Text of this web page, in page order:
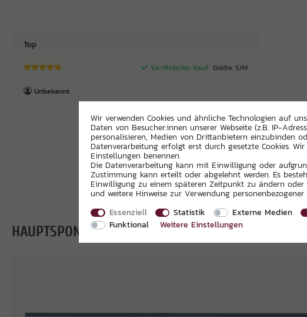
Top
Verifizierter Kauf Größe: S/M
Unbekannt
HAUPTSPONSOREN
Wir verwenden Cookies und ähnliche Technologien auf
Daten von Besucher:innen unserer Webseite (z.B. IP-
personalisieren, Medien von Drittanbietern einzubinden
Datenverarbeitung erfolgt erst durch gesetzte Cookies.
Einstellungen benennen.
Die Datenverarbeitung kann mit Einwilligung oder
Zustimmung kann erteilt oder abgelehnt werden. Es
Einwilligung zu einem späteren Zeitpunkt zu ändern
und weitere Hinweise zur Verwendung
Essenziell
Statistik Externe Medien
Funktional
Weitere Einstellungen